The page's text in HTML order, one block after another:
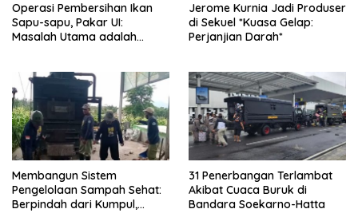
Operasi Pembersihan Ikan
Sapu-sapu, Pakar UI:
Masalah Utama adalah
Jerome Kurnia Jadi Produser
di Sekuel *Kuasa Gelap:
Perjanjian Darah*
Membangun Sistem
Pengelolaan Sampah Sehat:
Berpindah dari Kumpul,
31 Penerbangan Terlambat
Akibat Cuaca Buruk di
Bandara Soekarno-Hatta